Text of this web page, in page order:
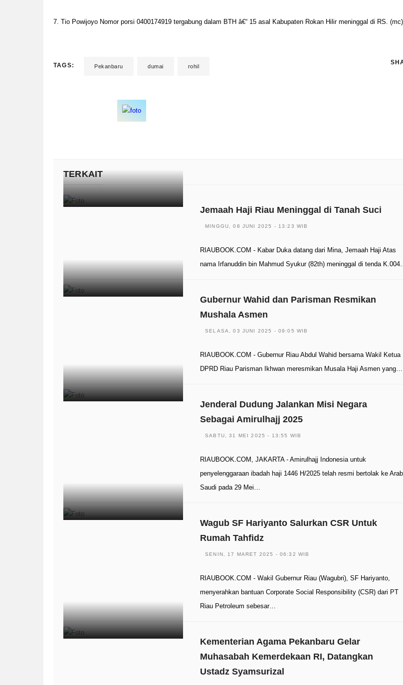
7. Tio Powijoyo Nomor porsi 0400174919 tergabung dalam BTH â€“ 15 asal Kabupaten Rokan Hilir meninggal di RS. (mc)
TAGS: Pekanbaru dumai rohil
TERKAIT
Jemaah Haji Riau Meninggal di Tanah Suci
MINGGU, 08 JUNI 2025 - 13:23 WIB
RIAUBOOK.COM - Kabar Duka datang dari Mina, Jemaah Haji Atas
nama Irfanuddin bin Mahmud Syukur (82th) meninggal di tenda
Gubernur Wahid dan Parisman Resmikan
Mushala Asmen
SELASA, 03 JUNI 2025 - 09:05 WIB
RIAUBOOK.COM - Gubernur Riau Abdul Wahid bersama Wakil Ketua
DPRD Riau Parisman Ikhwan meresmikan Musala Haji Asmen yang…
Jenderal Dudung Jalankan Misi Negara
Sebagai Amirulhajj 2025
SABTU, 31 MEI 2025 - 13:55 WIB
RIAUBOOK.COM, JAKARTA - Amirulhajj Indonesia untuk
penyelenggaraan ibadah haji 1446 H/2025 telah resmi bertolak ke Arab
Saudi pada 29 Mei…
Wagub SF Hariyanto Salurkan CSR Untuk
Rumah Tahfidz
SENIN, 17 MARET 2025 - 06:32 WIB
RIAUBOOK.COM - Wakil Gubernur Riau (Wagubri), SF Hariyanto,
menyerahkan bantuan Corporate Social Responsibility (CSR) dari PT
Riau Petroleum sebesar…
Kementerian Agama Pekanbaru Gelar
Muhasabah Kemerdekaan RI, Datangkan
Ustadz Syamsurizal